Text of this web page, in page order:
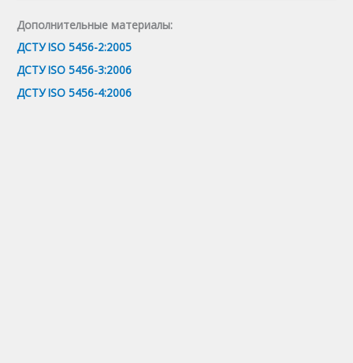
Дополнительные материалы:
ДСТУ ISO 5456-2:2005
ДСТУ ISO 5456-3:2006
ДСТУ ISO 5456-4:2006